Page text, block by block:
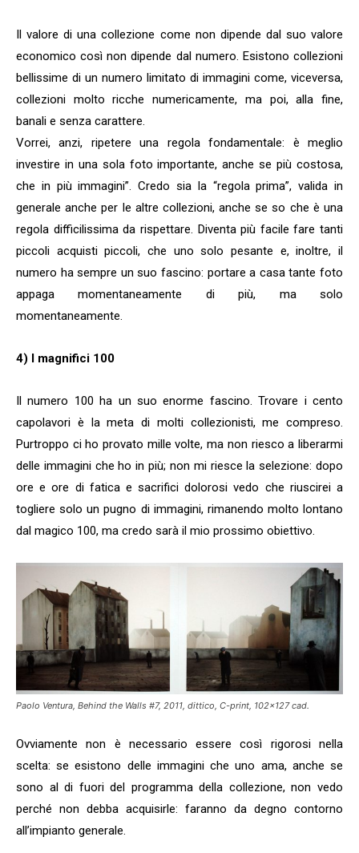
Il valore di una collezione come non dipende dal suo valore
economico così non dipende dal numero. Esistono collezioni
bellissime di un numero limitato di immagini come, viceversa,
collezioni molto ricche numericamente, ma poi, alla fine,
banali e senza carattere.
Vorrei, anzi, ripetere una regola fondamentale: è meglio
investire in una sola foto importante, anche se più costosa,
che in più immagini”. Credo sia la “regola prima”, valida in
generale anche per le altre collezioni, anche se so che è una
regola difficilissima da rispettare. Diventa più facile fare tanti
piccoli acquisti piccoli, che uno solo pesante e, inoltre, il
numero ha sempre un suo fascino: portare a casa tante foto
appaga momentaneamente di più, ma solo
momentaneamente.
4) I magnifici 100
Il numero 100 ha un suo enorme fascino. Trovare i cento
capolavori è la meta di molti collezionisti, me compreso.
Purtroppo ci ho provato mille volte, ma non riesco a liberarmi
delle immagini che ho in più; non mi riesce la selezione: dopo
ore e ore di fatica e sacrifici dolorosi vedo che riuscirei a
togliere solo un pugno di immagini, rimanendo molto lontano
dal magico 100, ma credo sarà il mio prossimo obiettivo.
Paolo Ventura, Behind the Walls #7, 2011, dittico, C-print, 102×127 cad.
Ovviamente non è necessario essere così rigorosi nella
scelta: se esistono delle immagini che uno ama, anche se
sono al di fuori del programma della collezione, non vedo
perché non debba acquisirle: faranno da degno contorno
all’impianto generale.